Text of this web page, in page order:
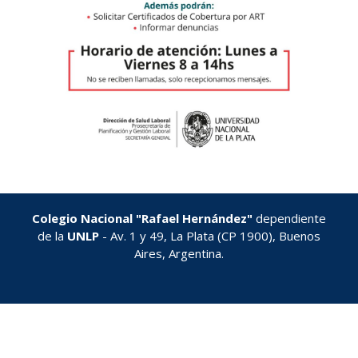
Colegio Nacional "Rafael Hernández" dependiente
de la UNLP - Av. 1 y 49, La Plata (CP 1900), Buenos
Aires, Argentina.